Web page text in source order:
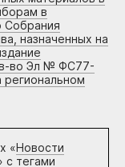
в
Собрания
назначенных на
во Эл № ФС77-
«Новости
с тегами